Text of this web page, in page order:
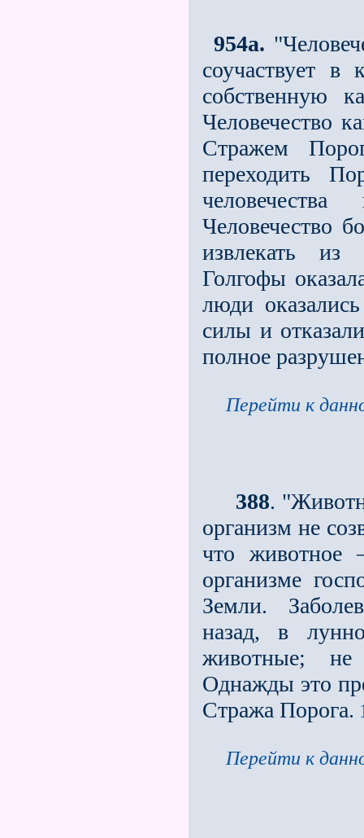
954а.
соучаствует в
собственную
Человечество
Стражем
переходить
Человечество
извлекать из
Голгофы
люди
силы и
полное
Перейти к
388.
организм не
что животное
организме
Земли.
назад, в
животные; не
Однажды это
Стража Порога.
Перейти к